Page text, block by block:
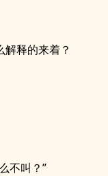
释的来着？
不叫？”